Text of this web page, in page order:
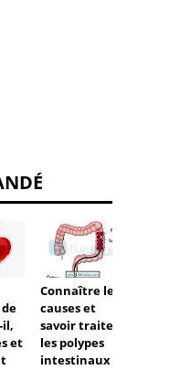
il,
et
Connaître les
causes et
savoir traiter
les polypes
intestinaux